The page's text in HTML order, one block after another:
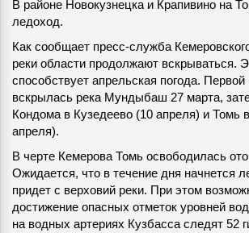
В районе Новокузнецка и Крапивино на
ледоход.
Как сообщает пресс-служба
реки области продолжают вскрываться.
способствует апрельская погода. Первой
вскрылась река Мундыбаш 27 марта,
Кондома в Кузедеево (10 апреля) и Томь
апреля).
В черте Кемерова Томь освободилась
Ожидается, что в течение дня начнется
придет с верховий реки. При этом
достижение опасных отметок уровней
на водных артериях Кузбасса следят 52